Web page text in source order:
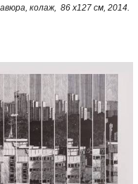
колаж, 86 х127 см, 2014.​